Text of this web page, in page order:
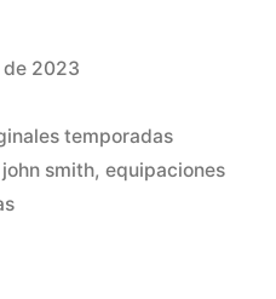
de 2023
temporadas
smith, equipaciones